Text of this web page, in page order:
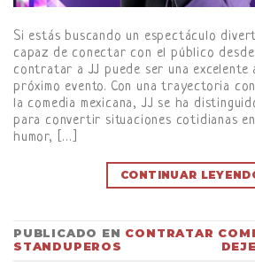
Si estás buscando un espectáculo
capaz de conectar con el público
contratar a JJ puede ser una
próximo evento. Con una trayectoria
la comedia mexicana, JJ se ha
para convertir situaciones cotidianas en
humor, […]
CONTINUAR
PUBLICADO EN CONTRATAR
STANDUPEROS